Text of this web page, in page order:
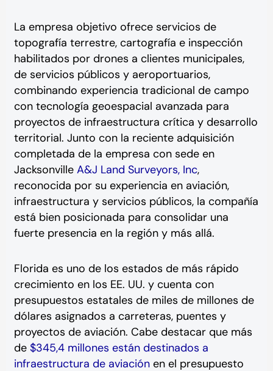
La empresa objetivo ofrece servicios de
topografía terrestre, cartografía e inspección
habilitados por drones a clientes municipales,
de servicios públicos y aeroportuarios,
combinando experiencia tradicional de campo
con tecnología geoespacial avanzada para
proyectos de infraestructura crítica y desarrollo
territorial. Junto con la reciente adquisición
completada de la empresa con sede en
Jacksonville A&J Land Surveyors, Inc,
reconocida por su experiencia en aviación,
infraestructura y servicios públicos, la compañía
está bien posicionada para consolidar una
fuerte presencia en la región y más allá.
Florida es uno de los estados de más rápido
crecimiento en los EE. UU. y cuenta con
presupuestos estatales de miles de millones de
dólares asignados a carreteras, puentes y
proyectos de aviación. Cabe destacar que más
de $345,4 millones están destinados a
infraestructura de aviaciónen el presupuesto